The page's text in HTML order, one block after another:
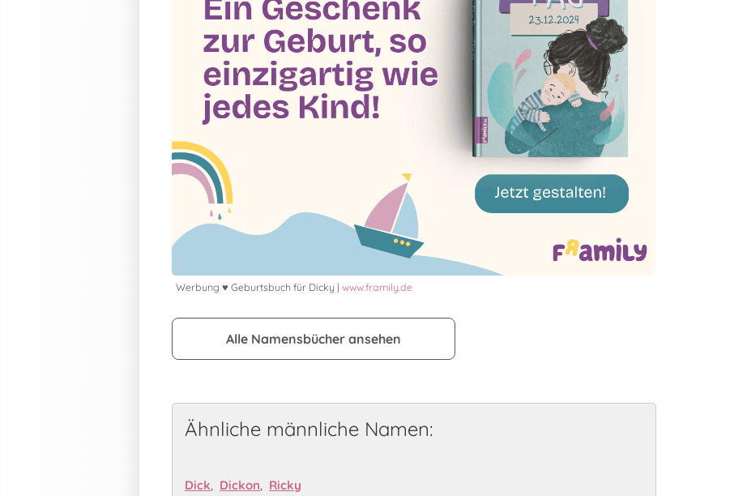
Werbung ♥ Geburtsbuch für Dicky | www.framily.de
Alle Namensbücher ansehen
Ähnliche männliche Namen:
Dick, Dickon, Ricky